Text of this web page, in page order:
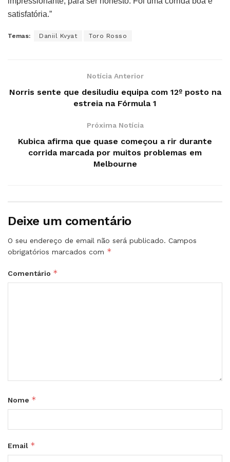
satisfatória.”
Temas: Daniil Kvyat Toro Rosso
Notícia Anterior
Norris sente que desiludiu equipa com 12º posto na
estreia na Fórmula 1
Próxima Notícia
Kubica afirma que quase começou a rir durante
corrida marcada por muitos problemas em
Melbourne
Deixe um comentário
O seu endereço de email não será publicado. Campos
obrigatórios marcados com *
Comentário *
Nome *
Email *